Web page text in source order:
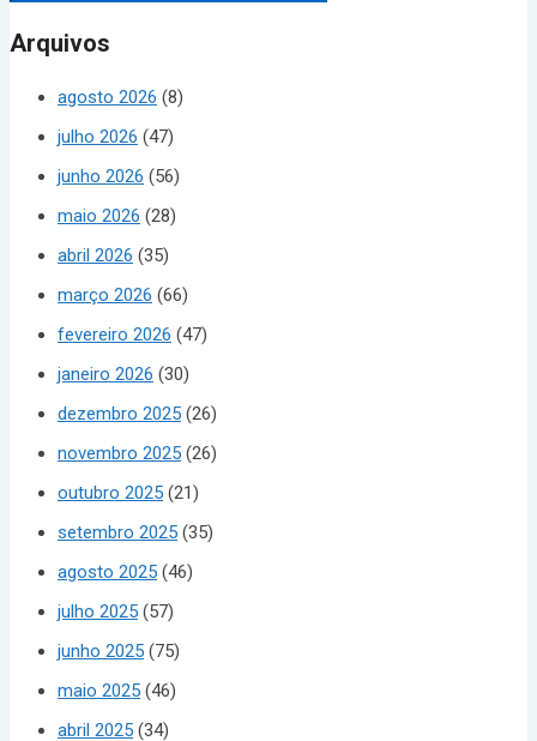
Arquivos
agosto 2026 (8)
julho 2026 (47)
junho 2026 (56)
maio 2026 (28)
abril 2026 (35)
março 2026 (66)
fevereiro 2026 (47)
janeiro 2026 (30)
dezembro 2025 (26)
novembro 2025 (26)
outubro 2025 (21)
setembro 2025 (35)
agosto 2025 (46)
julho 2025 (57)
junho 2025 (75)
maio 2025 (46)
abril 2025 (34)